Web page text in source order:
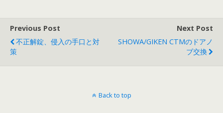
Previous Post
不正解錠、侵入の手口と対
策
Next Post
SHOWA/GIKEN CTMのドアノ
ブ交換
Back to top